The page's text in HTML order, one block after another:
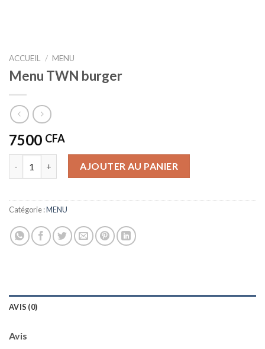
ACCUEIL / MENU
Menu TWN burger
7500 CFA
quantité de Menu TWN burger
AJOUTER AU PANIER
Catégorie :MENU
AVIS (0)
Avis